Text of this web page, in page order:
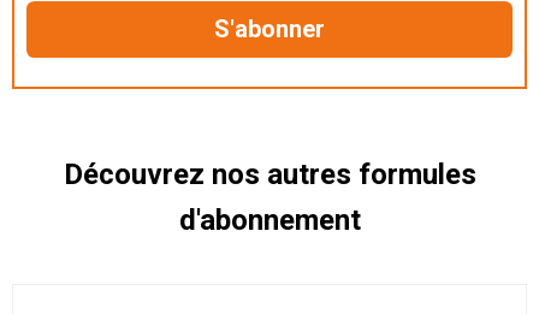
Le magazine TelQuel en numérique avant la sortie
Des informations confidentielles résérvées aux
Découvrez nos autres formules
d'abonnement